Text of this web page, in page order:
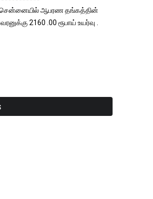
ஆபரண தங்கத்தின்
2160 .00 ரூபாய் உயர்வு .